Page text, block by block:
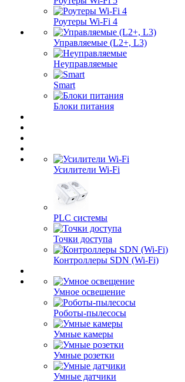
Роутеры Wi-Fi 4
Управляемые (L2+, L3)
Неуправляемые
Smart
Блоки питания
Усилители Wi-Fi
PLC системы
Точки доступа
Контроллеры SDN (Wi-Fi)
Умное освещение
Роботы-пылесосы
Умные камеры
Умные розетки
Умные датчики